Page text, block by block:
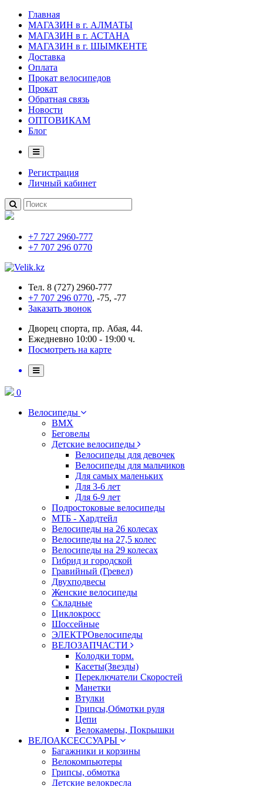
Главная
МАГАЗИН в г. АЛМАТЫ
МАГАЗИН в г. АСТАНА
МАГАЗИН в г. ШЫМКЕНТЕ
Доставка
Оплата
Прокат велосипедов
Прокат
Обратная связь
Новости
ОПТОВИКАМ
Блог
Регистрация
Личный кабинет
+7 727 2960-777
+7 707 296 0770
Тел. 8 (727) 2960-777
+7 707 296 0770, -75, -77
Заказать звонок
Дворец спорта, пр. Абая, 44.
Ежедневно 10:00 - 19:00 ч.
Посмотреть на карте
0
Велосипеды
BMX
Беговелы
Детские велосипеды
Велосипеды для девочек
Велосипеды для мальчиков
Для самых маленьких
Для 3-6 лет
Для 6-9 лет
Подростоковые велосипеды
МТБ - Хардтейл
Велосипеды на 26 колесах
Велосипеды на 27,5 колес
Велосипеды на 29 колесах
Гибрид и городской
Гравийный (Гревел)
Двухподвесы
Женские велосипеды
Складные
Циклокросс
Шоссейные
ЭЛЕКТРОвелосипеды
ВЕЛОЗАПЧАСТИ
Колодки торм.
Касеты(Звезды)
Переключатели Скоростей
Манетки
Втулки
Грипсы,Обмотки руля
Цепи
Велокамеры, Покрышки
ВЕЛОАКСЕССУАРЫ
Багажники и корзины
Велокомпьютеры
Грипсы, обмотка
Детские велокресла